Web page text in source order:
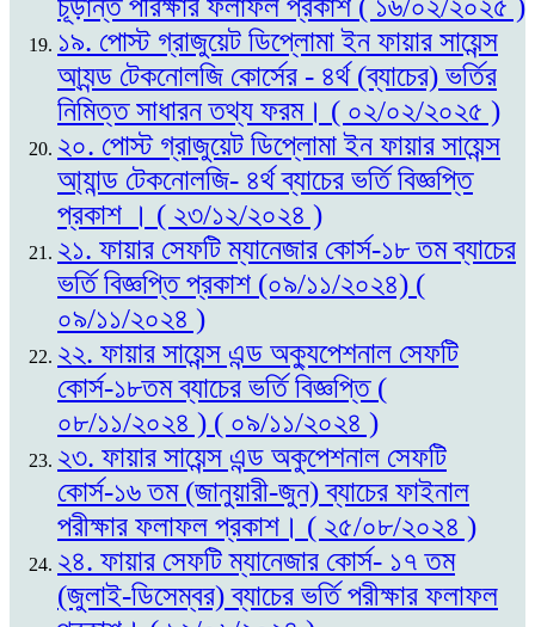
চূড়ান্ত পরিক্ষার ফলাফল প্রকাশ ( ১৬/০২/২০২৫ )
১৯. পোস্ট গ্রাজুয়েট ডিপ্লোমা ইন ফায়ার সায়েন্স
আ্যন্ড টেকনোলজি কোর্সের - ৪র্থ (ব্যাচের) ভর্তির
নিমিত্ত সাধারন তথ্য ফরম। ( ০২/০২/২০২৫ )
২০. পোস্ট গ্রাজুয়েট ডিপ্লোমা ইন ফায়ার সায়েন্স
আ্যান্ড টেকনোলজি- ৪র্থ ব্যাচের ভর্তি বিজ্ঞপ্তি
প্রকাশ । ( ২৩/১২/২০২৪ )
২১. ফায়ার সেফটি ম্যানেজার কোর্স-১৮ তম ব্যাচের
ভর্তি বিজ্ঞপ্তি প্রকাশ (০৯/১১/২০২৪) (
০৯/১১/২০২৪ )
২২. ফায়ার সায়েন্স এন্ড অক্যুপেশনাল সেফটি
কোর্স-১৮তম ব্যাচের ভর্তি বিজ্ঞপ্তি (
০৮/১১/২০২৪ ) ( ০৯/১১/২০২৪ )
২৩. ফায়ার সায়েন্স এন্ড অকুপেশনাল সেফটি
কোর্স-১৬ তম (জানুয়ারী-জুন) ব্যাচের ফাইনাল
পরীক্ষার ফলাফল প্রকাশ। ( ২৫/০৮/২০২৪ )
২৪. ফায়ার সেফটি ম্যানেজার কোর্স- ১৭ তম
(জুলাই-ডিসেম্বর) ব্যাচের ভর্তি পরীক্ষার ফলাফল